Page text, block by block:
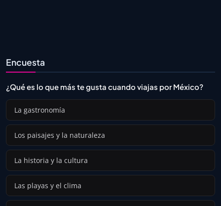
Encuesta
¿Qué es lo que más te gusta cuando viajas por México?
La gastronomía
Los paisajes y la naturaleza
La historia y la cultura
Las playas y el clima